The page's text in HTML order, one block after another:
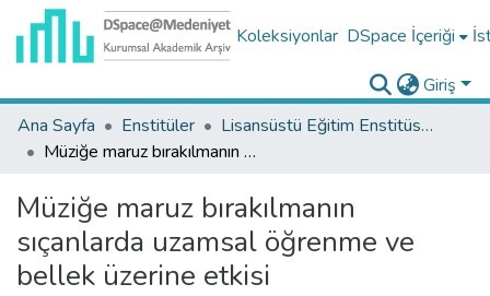
Koleksiyonlar DSpace İçeriği
Giriş
Ana Sayfa
Enstitüler
Lisansüstü Eğitim Enstitüsü Tez Koleksiyonu
Müziğe maruz bırakılmanın sıçanlarda uzamsal öğrenme ve bellek üzerine etkisi
Müziğe maruz bırakılmanın
sıçanlarda uzamsal öğrenme ve
bellek üzerine etkisi